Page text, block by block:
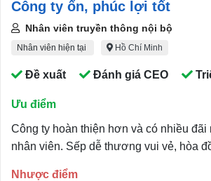
Công ty ổn, phúc lợi tốt
Nhân viên truyền thông nội bộ
Nhân viên hiện tại Hồ Chí Minh
Đề xuất Đánh giá CEO
Ưu điểm
Công ty hoàn thiện hơn và có nhiều
nhân viên. Sếp dễ thương vui vẻ, hòa
Nhược điểm